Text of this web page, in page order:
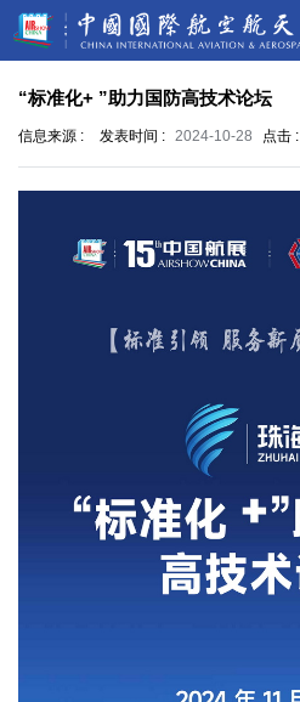
“标准化+ ”助力国防高技术论坛
信息来源 : 发表时间 : 2024-10-28 点击 :